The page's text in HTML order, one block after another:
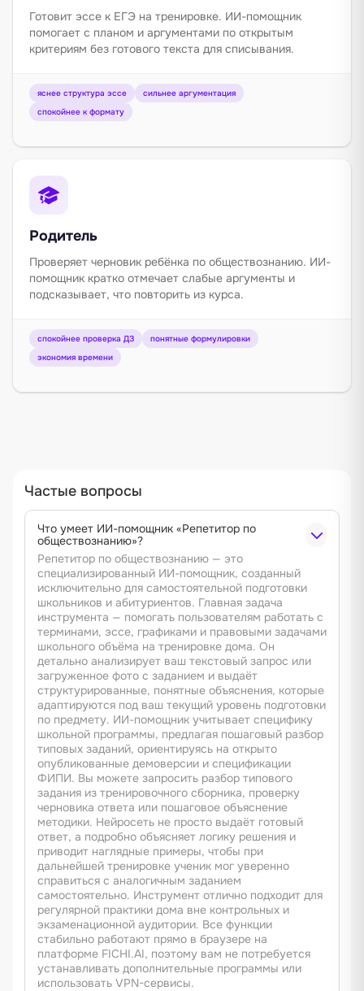
Готовит эссе к ЕГЭ на тренировке. ИИ-помощник
помогает с планом и аргументами по открытым
критериям без готового текста для списывания.
яснее структура эссе
сильнее аргументация
спокойнее к формату
Родитель
Проверяет черновик ребёнка по обществознанию. ИИ-
помощник кратко отмечает слабые аргументы и
подсказывает, что повторить из курса.
спокойнее проверка ДЗ
понятные формулировки
экономия времени
Частые вопросы
Что умеет ИИ-помощник «Репетитор по
обществознанию»?
Репетитор по обществознанию — это
специализированный ИИ-помощник, созданный
исключительно для самостоятельной подготовки
школьников и абитуриентов. Главная задача
инструмента — помогать пользователям работать с
терминами, эссе, графиками и правовыми задачами
школьного объёма на тренировке дома. Он
детально анализирует ваш текстовый запрос или
загруженное фото с заданием и выдаёт
структурированные, понятные объяснения, которые
адаптируются под ваш текущий уровень подготовки
по предмету. ИИ-помощник учитывает специфику
школьной программы, предлагая пошаговый разбор
типовых заданий, ориентируясь на открыто
опубликованные демоверсии и спецификации
ФИПИ. Вы можете запросить разбор типового
задания из тренировочного сборника, проверку
черновика ответа или пошаговое объяснение
методики. Нейросеть не просто выдаёт готовый
ответ, а подробно объясняет логику решения и
приводит наглядные примеры, чтобы при
дальнейшей тренировке ученик мог уверенно
справиться с аналогичным заданием
самостоятельно. Инструмент отлично подходит для
регулярной практики дома вне контрольных и
экзаменационной аудитории. Все функции
стабильно работают прямо в браузере на
платформе FICHI.AI, поэтому вам не потребуется
устанавливать дополнительные программы или
использовать VPN-сервисы.